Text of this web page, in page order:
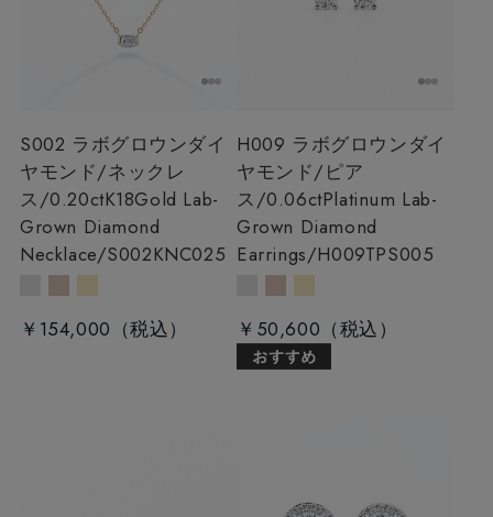
S002 ラボグロウンダイ
ヤモンド/ネックレ
ス/0.20ctK18Gold Lab-
Grown Diamond
Necklace/S002KNC025
￥154,000
H009 ラボグロウンダイ
ヤモンド/ピア
ス/0.06ctPlatinum Lab-
Grown Diamond
Earrings/H009TPS005
￥50,600